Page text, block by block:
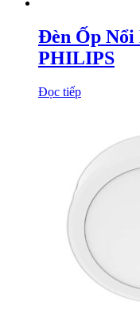
Đèn Ốp Nổi
PHILIPS
Đọc tiếp